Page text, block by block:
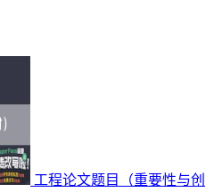
工程论文题目（重要性与创